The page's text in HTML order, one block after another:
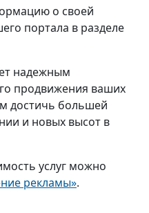
о своей
портала в разделе
надежным
продвижения ваших
достичь большей
и новых высот в
услуг можно
рекламы».